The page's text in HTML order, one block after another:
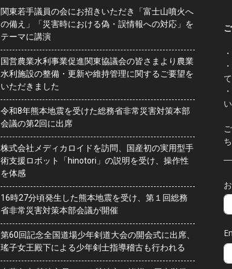
関東若手議員の会にお招きいただき「富士山噴火へ
の備え」「災害時における偽・誤情報への対応」を
テーマに講演
国営農業水利事業促進関東協議会の皆さまより農業
水利施設の整備・更新や維持管理に関するご要望を
いただきました
令和8年熊本地震を受けた総務省非常災害対策本部
会議の第2回に出席
株式会社メディカロイドを訪問、国産初の実用型手
術支援ロボット「hinotori」の説明を受け、操作性
を体感
16時27分頃発生した熊本地震を受け、第１回総務
省非常災害対策本部会議が開催
第60回記念全国道場少年剣道大会の開会式に出席、
瑤子女王殿下による少年剣士指導稽古も行われる
い